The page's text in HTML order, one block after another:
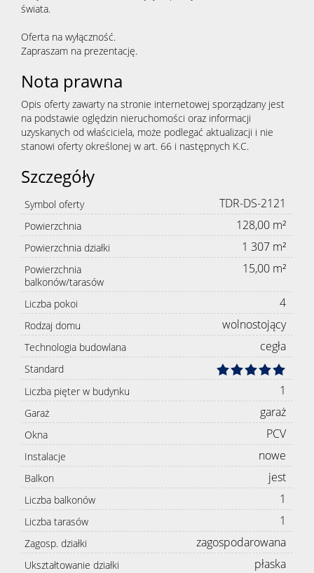
świata.
Oferta na wyłączność.
Zapraszam na prezentację.
Nota prawna
Opis oferty zawarty na stronie internetowej sporządzany jest
na podstawie oględzin nieruchomości oraz informacji
uzyskanych od właściciela, może podlegać aktualizacji i nie
stanowi oferty określonej w art. 66 i następnych K.C.
Szczegóły
Symbol oferty TDR-DS-2121
Powierzchnia 128,00 m²
Powierzchnia działki 1 307 m²
Powierzchnia
balkonów/tarasów
15,00 m²
Liczba pokoi 4
Rodzaj domu wolnostojący
Technologia budowlana cegła
Standard
Liczba pięter w budynku
1
Garaż garaż
Okna PCV
Instalacje nowe
Balkon jest
Liczba balkonów 1
Liczba tarasów 1
Zagosp. działki zagospodarowana
Ukształtowanie działki płaska